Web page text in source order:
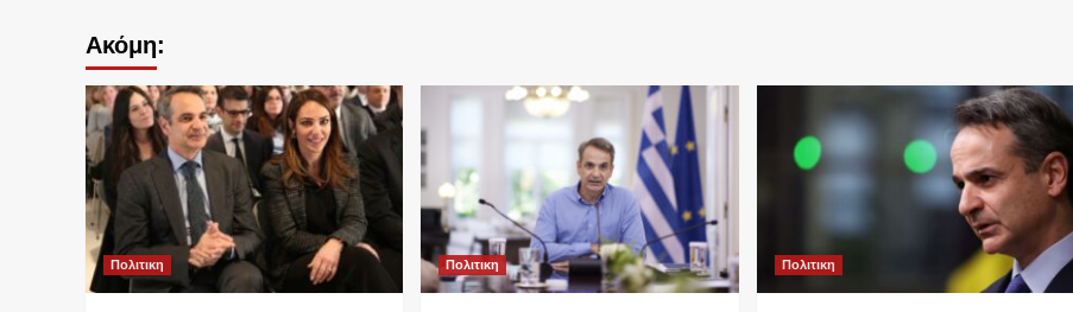
Ακόμη:
Πολιτικη Πολιτικη Πολιτικη